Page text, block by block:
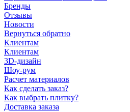
Бренды
Отзывы
Новости
Вернуться обратно
Клиентам
Клиентам
3D-дизайн
Шоу-рум
Расчет материалов
Как сделать заказ?
Как выбрать плитку?
Доставка заказа